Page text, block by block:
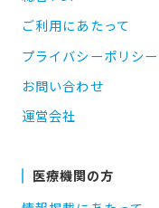
ご利用にあたって
プライバシーポリシー
お問い合わせ
運営会社
医療機関の方